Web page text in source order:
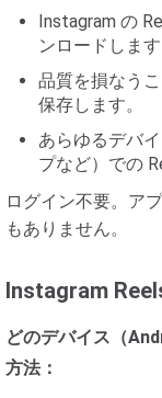
Instagram の
ンロードします
品質を損なう
保存します。
あらゆるデバ
プなど）での
ログイン不要。ア
もありません。
Instagram
どのデバイス（
方法：